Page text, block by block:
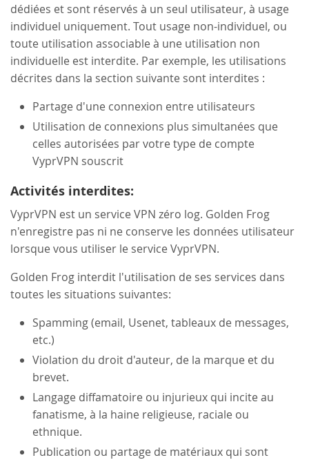
dédiées et sont réservés à un seul utilisateur, à usage
individuel uniquement. Tout usage non-individuel, ou
toute utilisation associable à une utilisation non
individuelle est interdite. Par exemple, les utilisations
décrites dans la section suivante sont interdites :
Partage d'une connexion entre utilisateurs
Utilisation de connexions plus simultanées que
celles autorisées par votre type de compte
VyprVPN souscrit
Activités interdites:
VyprVPN est un service VPN zéro log. Golden Frog
n'enregistre pas ni ne conserve les données utilisateur
lorsque vous utiliser le service VyprVPN.
Golden Frog interdit l'utilisation de ses services dans
toutes les situations suivantes:
Spamming (email, Usenet, tableaux de messages,
etc.)
Violation du droit d'auteur, de la marque et du
brevet.
Langage diffamatoire ou injurieux qui incite au
fanatisme, à la haine religieuse, raciale ou
ethnique.
Publication ou partage de matériaux qui sont